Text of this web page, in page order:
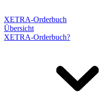
XETRA-Orderbuch
Übersicht
XETRA-Orderbuch?